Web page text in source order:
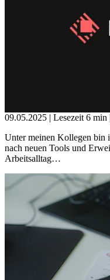
09.05.2025 | Lesezeit 6 min
Unter meinen Kollegen bin
nach neuen Tools und
Arbeitsalltag…